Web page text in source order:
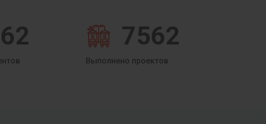
7562
Выполнено проектов